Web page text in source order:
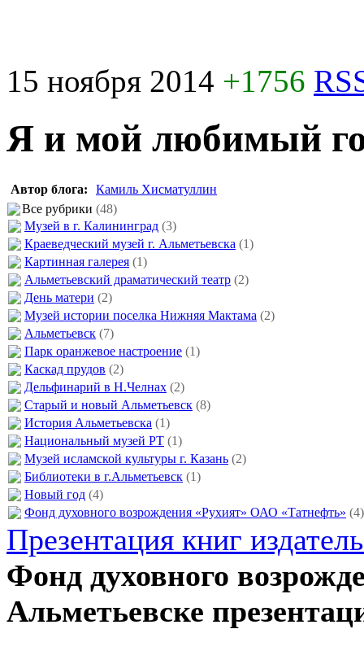
15 ноября 2014 +1756
Я и мой любимый
Автор блога:
Камиль Хисматуллин
Все рубрики (48)
Музей в г. Калининград (3)
Краеведческий музей г. Альметьевска (1)
Картинная галерея (1)
Альметьевский драматический театр (2)
День матери (2)
Музей истории поселка Нижняя Мактама (2)
Альметьевск (7)
Парк оранжевое настроение (1)
Каскад прудов (2)
Дельфинарий в Н.Челнах (2)
Старый и новый Альметьевск (8)
История Альметьевска (1)
Национальный музей РТ (1)
Музей исламской культуры г. Казань (2)
Библиотеки в г.Альметьевск (1)
Новый год (4)
Фонд духовного возрождения «Рухият» ОАО «Татнефть» (4)
Презентация книг
Фонд духовного
Альметьевске